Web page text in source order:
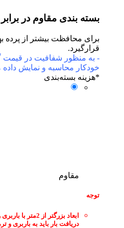
بسته بندی مقاوم در برابر
برای محافظت بیشتر از پرده
قرارگیرد.
- به منظور شفافیت در قیمت
خودکار محاسبه و نمایش داده
هزینه بسته‌بندی
مقاوم
توجه
ابعاد بزرگتر از
دریافت بار باید به باربری و